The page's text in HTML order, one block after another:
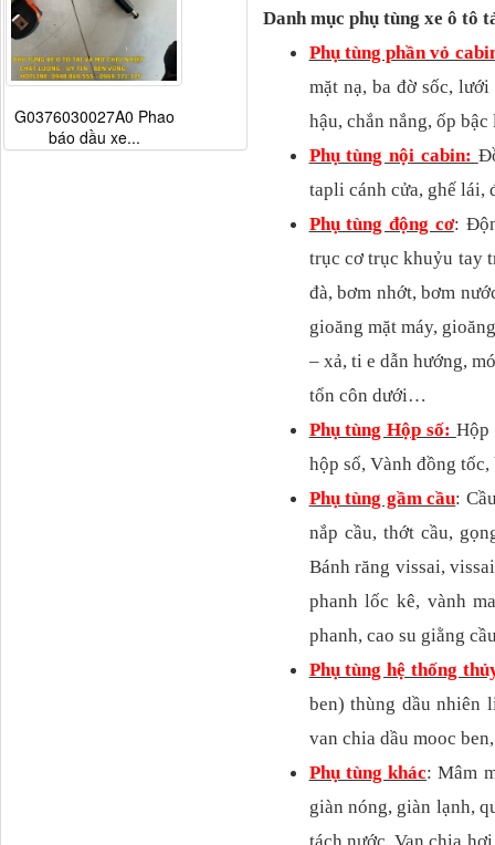
Danh mục phụ tùng xe ô tô
Phụ tùng phần vỏ
mặt nạ, ba đờ sốc,
hậu, chắn nắng, ốp
Phụ tùng nội cabin:
tapli cánh cửa, ghế
Phụ tùng động cơ:
trục cơ trục khuỷu tay
đà, bơm nhớt, bơm
gioăng mặt máy,
– xả, ti e dẫn hướng,
tổn côn dưới…
Phụ tùng Hộp số: Hộp
hộp số, Vành đồng
Phụ tùng gầm cầu:
nắp cầu, thớt cầu,
Bánh răng vissai,
phanh lốc kê, vành
phanh, cao su giằng
Phụ tùng hệ thống
ben) thùng dầu nhiên
van chia dầu mooc
Phụ tùng khác: Mâm
giàn nóng, giàn lạnh,
tách nước, Van chia
Đèn pha Dongfeng KL